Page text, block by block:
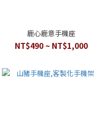
鹿心鹿意手機座
NT$490 ~ NT$1,000